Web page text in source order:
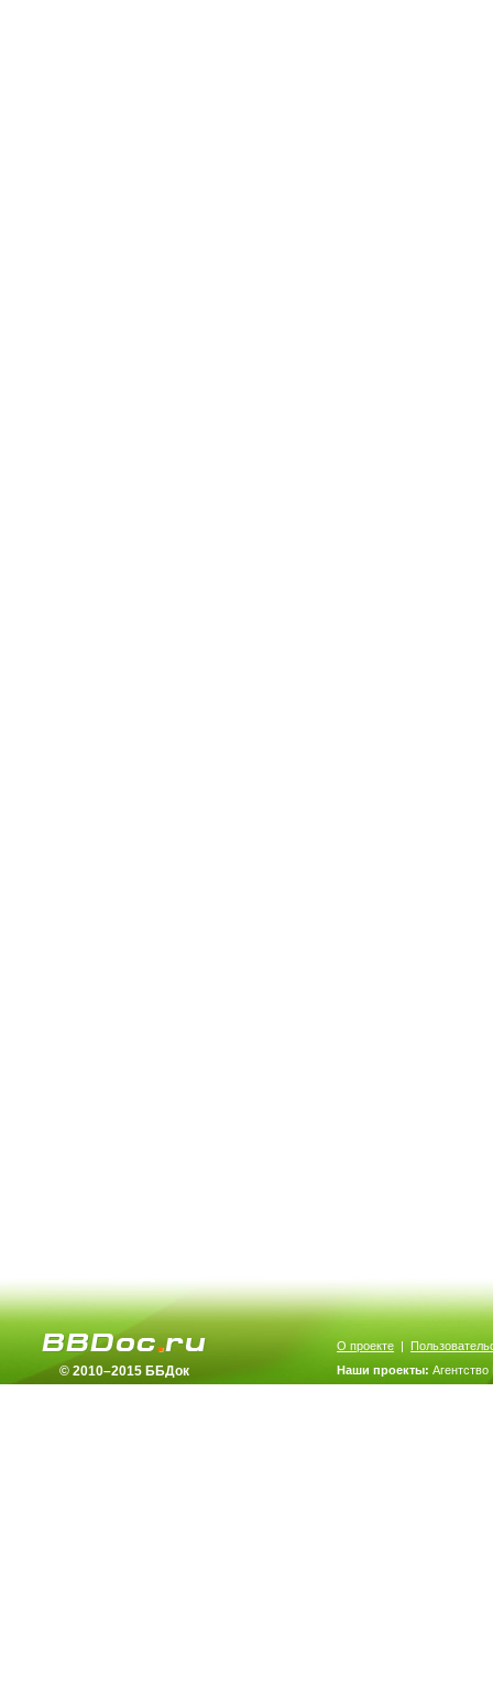
© 2010–2015 ББДок
О проекте |
Наши проекты: